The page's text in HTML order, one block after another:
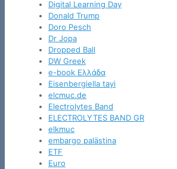
Digital Learning Day
Donald Trump
Doro Pesch
Dr Jopa
Dropped Ball
DW Greek
e-book Ελλάδα
Eisenbergiella tayi
elcmuc.de
Electrolytes Band
ELECTROLYTES BAND GR
elkmuc
embargo palästina
ETF
Euro